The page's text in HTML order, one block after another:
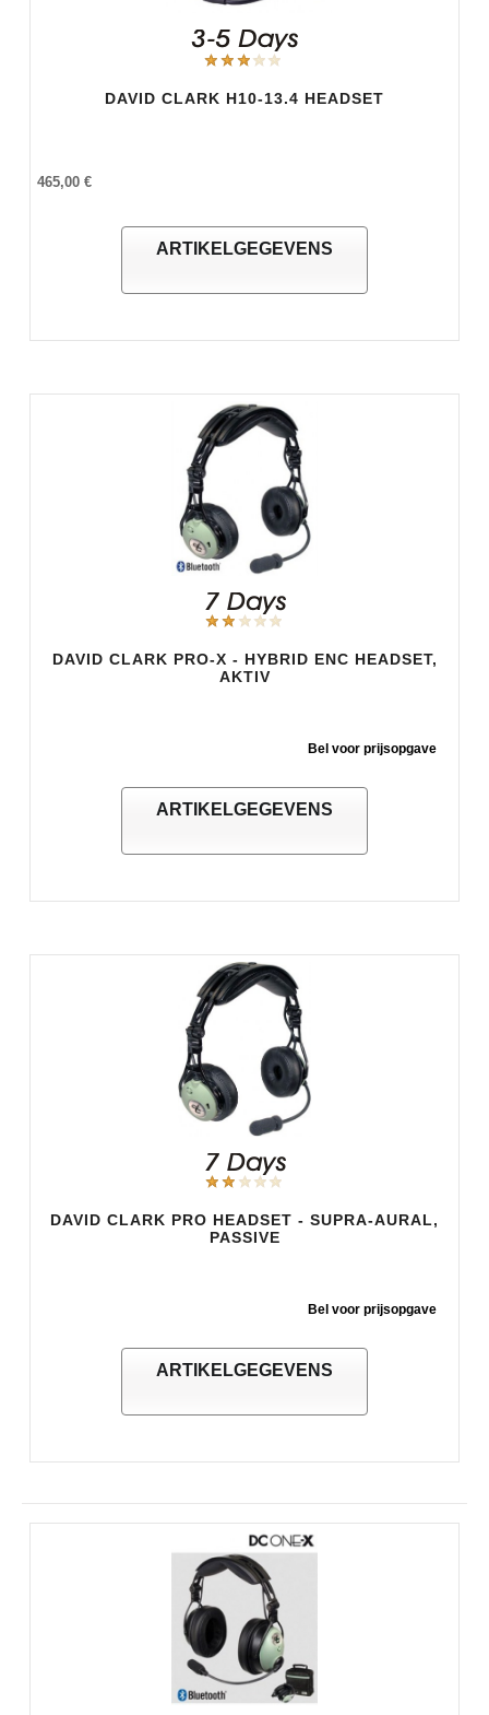
DAVID CLARK H10-13.4 HEADSET
465,00 €
ARTIKELGEGEVENS
DAVID CLARK PRO-X - HYBRID ENC HEADSET,
AKTIV
Bel voor prijsopgave
ARTIKELGEGEVENS
DAVID CLARK PRO HEADSET - SUPRA-AURAL,
PASSIVE
Bel voor prijsopgave
ARTIKELGEGEVENS